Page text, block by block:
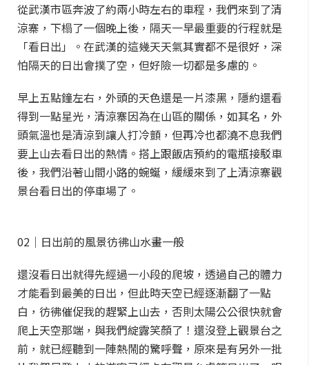
從武漢市區奔波了約兩小時左右的車程，我們來到了清
涼寨，下榻了一個晚上後，隔天一早最重要的行程就是
「看日出」。在武漢的這幾天天氣其實都不是很好，深
怕隔天的日出會撲了空，但好險一切都是多慮的。
早上五點鐘左右，外頭的天色還是一片漆黑，隱約還看
得到一點星光，清涼寨因為在山區的關係，如其名，外
頭氣溫也是清涼到讓人打冷顫，但再冷也都澆不息我們
要上山去看日出的熱情。搭上跟飯店預約的電瓶接駁車
後，我們沿著山間小路的蜿蜒，緩緩來到了上清涼寨觀
景台看日出的停車場了。
02｜日出前的風景彷彿山水畫一般
還沒看日出就得先經過一小段的爬坡，透過自己的體力
才能看到最美的日出，但此時天空已經逐漸翻了一點
白，彷彿催促我的趕緊上山去，否則太陽公公很快就會
爬上天空那端，與我們綻露笑顏了！還沒登上觀景台之
前，就已經聽到一陣熱鬧的驚呼聲，原來是有另外一批